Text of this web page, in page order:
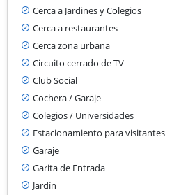
Cerca a Jardines y Colegios
Cerca a restaurantes
Cerca zona urbana
Circuito cerrado de TV
Club Social
Cochera / Garaje
Colegios / Universidades
Estacionamiento para visitantes
Garaje
Garita de Entrada
Jardín